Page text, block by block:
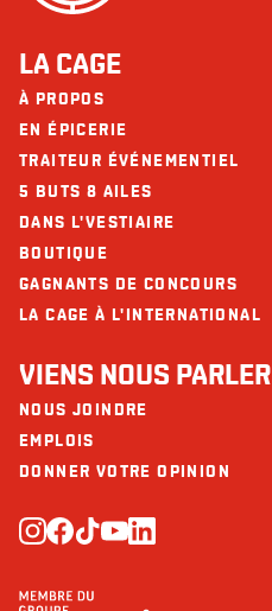
LA CAGE
À PROPOS
EN ÉPICERIE
TRAITEUR ÉVÉNEMENTIEL
5 BUTS 8 AILES
DANS L'VESTIAIRE
BOUTIQUE
GAGNANTS DE CONCOURS
LA CAGE À L'INTERNATIONAL
VIENS NOUS PARLER
NOUS JOINDRE
EMPLOIS
DONNER VOTRE OPINION